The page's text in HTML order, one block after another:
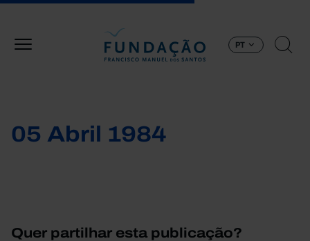
PT
05 Abril 1984
Quer partilhar esta publicação?